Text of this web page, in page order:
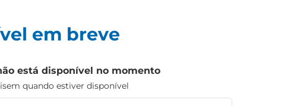
em breve
está disponível no momento
quando estiver disponível